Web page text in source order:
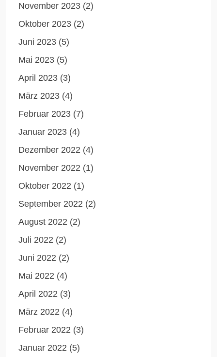
November 2023 (2)
Oktober 2023 (2)
Juni 2023 (5)
Mai 2023 (5)
April 2023 (3)
März 2023 (4)
Februar 2023 (7)
Januar 2023 (4)
Dezember 2022 (4)
November 2022 (1)
Oktober 2022 (1)
September 2022 (2)
August 2022 (2)
Juli 2022 (2)
Juni 2022 (2)
Mai 2022 (4)
April 2022 (3)
März 2022 (4)
Februar 2022 (3)
Januar 2022 (5)